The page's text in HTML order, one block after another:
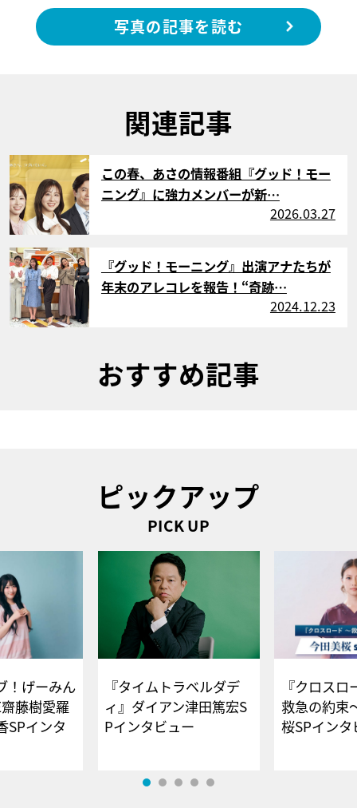
写真の記事を読む
関連記事
サムネイル
この春、あさの情報番組『グッド！モー
ニング』に強力メンバーが新…
2026.03.27
サムネイル
『グッド！モーニング』出演アナたちが
年末のアレコレを報告！“奇跡…
2024.12.23
おすすめ記事
ピックアップ
PICK UP
！げーみん
藤樹愛羅
SPインタ
『タイムトラベルダデ
ィ』ダイアン津田篤宏S
Pインタビュー
『クロス
救急の約束
桜SPイ